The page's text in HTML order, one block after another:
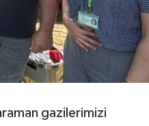
gazilerimizi